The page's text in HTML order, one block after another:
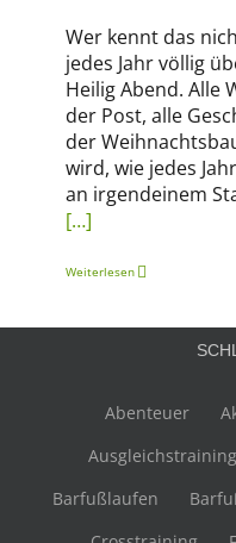
Wer kennt das
jedes Jahr völlig
Heilig Abend. Alle
der Post, alle
der
wird, wie jedes
an irgendeinem
[…]
Weiterlesen
Abenteuer
Ausgleichstraining
Barfußlaufen